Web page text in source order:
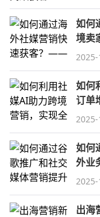
如何
境卖
如何
订单
如何
外业
出海